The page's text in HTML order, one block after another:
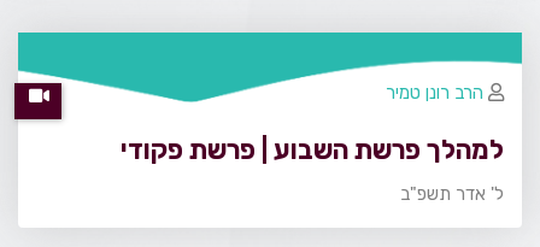
למהלך פרשת השבוע | פרשת פקודי
ל' אדר תשפ"ב
הרב רונן טמיר